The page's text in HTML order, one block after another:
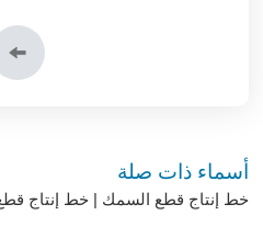
أسماء ذات صلة
خط إنتاج قطع السمك | خط إنتاج قطع